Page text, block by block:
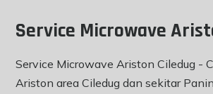
Service Microwave
Service Microwave Ariston Ciledug -
Ariston area Ciledug dan sekitar